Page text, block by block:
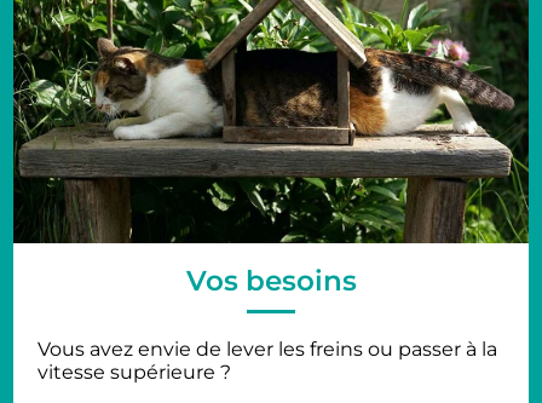
Vos besoins
Vous avez envie de lever les freins ou passer à la
vitesse supérieure ?